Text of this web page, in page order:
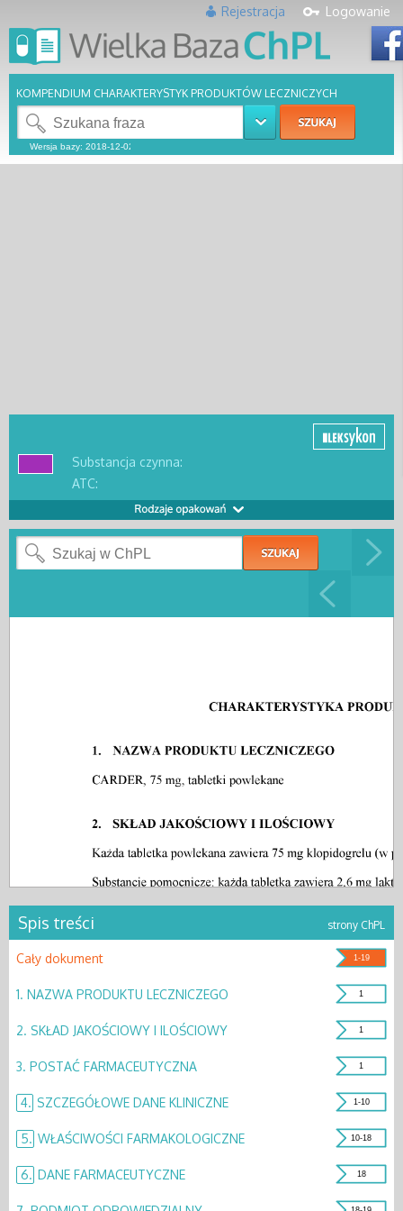
Logowanie
Rejestracja
KOMPENDIUM CHARAKTERYSTYK PRODUKTÓW LECZNICZYCH
Substancja czynna:
ATC:
Spis treści strony ChPL
Cały dokument 1-19
1. NAZWA PRODUKTU LECZNICZEGO 1
2. SKŁAD JAKOŚCIOWY I ILOŚCIOWY 1
3. POSTAĆ FARMACEUTYCZNA 1
4. SZCZEGÓŁOWE DANE KLINICZNE 1-10
5. WŁAŚCIWOŚCI FARMAKOLOGICZNE 10-18
6. DANE FARMACEUTYCZNE 18